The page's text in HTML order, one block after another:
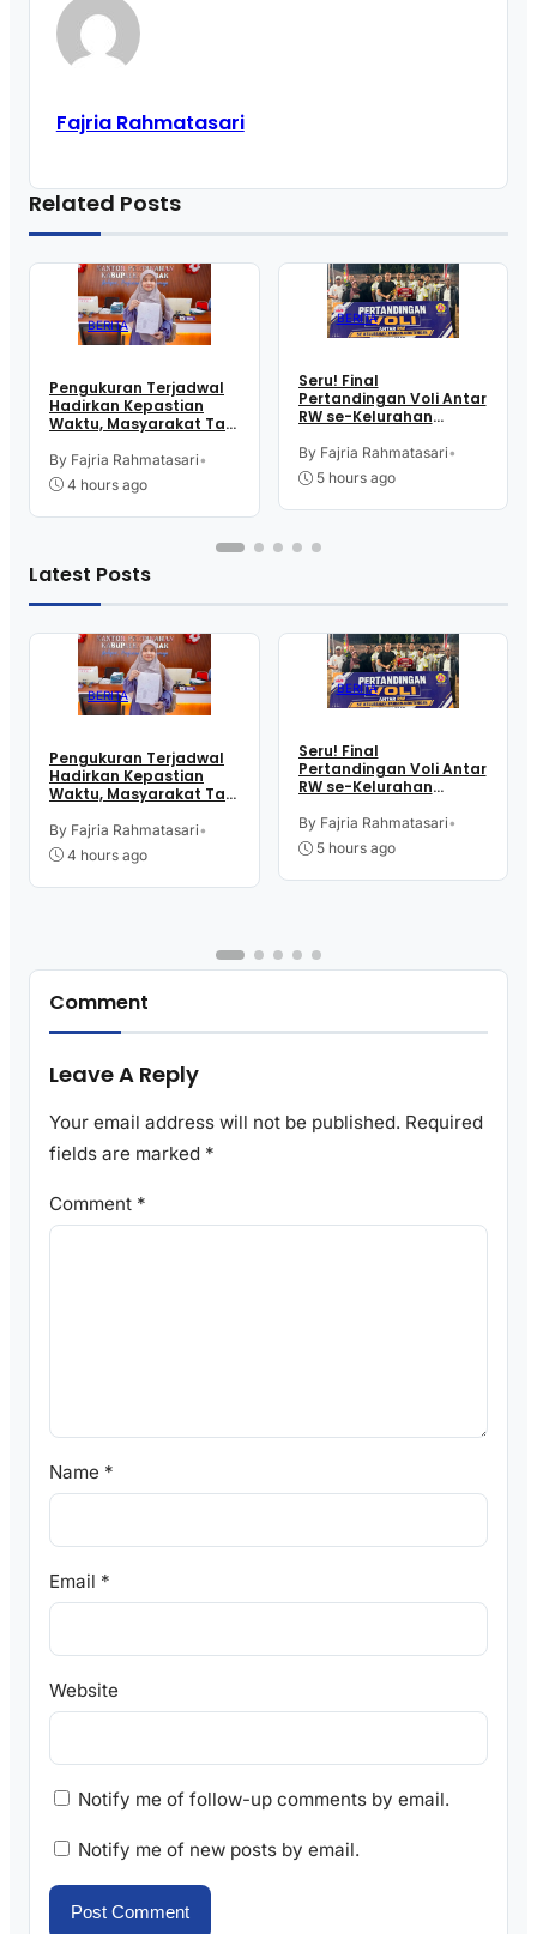
Fajria Rahmatasari
Related Posts
BERITA
Pengukuran Terjadwal
Hadirkan Kepastian
Waktu, Masyarakat Tak
Layanan Pertanahan
By Fajria Rahmatasari•
4 hours ago
BERITA
Seru! Final
Pertandingan Voli Antar
RW se-Kelurahan
Sambut HUT RI
By Fajria Rahmatasari•
5 hours ago
Latest Posts
BERITA
Pengukuran Terjadwal
Hadirkan Kepastian
Waktu, Masyarakat Tak
Layanan Pertanahan
By Fajria Rahmatasari•
4 hours ago
BERITA
Seru! Final
Pertandingan Voli Antar
RW se-Kelurahan
Sambut HUT RI
By Fajria Rahmatasari•
5 hours ago
Comment
Leave A Reply
Your email address will not be published. Required
fields are marked *
Comment *
Name *
Email *
Website
Notify me of follow-up comments by email.
Notify me of new posts by email.